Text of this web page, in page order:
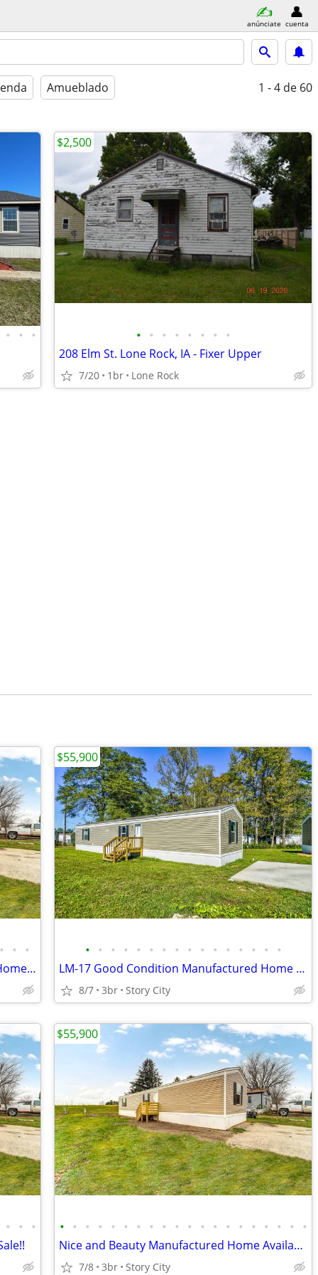
anúnciate cuenta
Amueblado 1 - 4 de 60
• • • • • • • • • • •
208 Elm St. Lone Rock, IA - Fixer Upper
7/20 1br Lone Rock
$2,500
• •
LM-24 Pet-Friendly New Manufactured Home Available for Sale!!
• • • • • • • • • • • • • • • •
LM-17 Good Condition Manufactured Home Available for Sale!!
8/7 3br Story City
$55,900
• • • • • • • • • • • • • • • • • • • • • • •
Nice and Beauty Manufactured Home Available for Sale!!
7/8 3br Story City
$55,900